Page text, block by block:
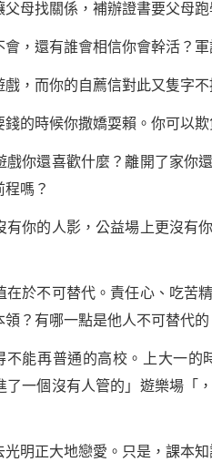
母找關係，補辦證書要父母
，還有誰會相信你會幹活？ 軍
，而你的自薦信對此又隻字
的時候你撒嬌耍賴。你可以
你還喜歡什麼？離開了家你
嗎？
有你的人影，公益場上更沒有
於不可替代。責任心、吃苦
？有哪一點是他人不可替代
不能再普通的高校。上大一
了一個沒有人管的」遊樂場「
明正大地戀愛。只是，課本